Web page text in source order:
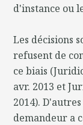
d'instance ou
Les décisions
refusent de
ce biais
avr. 2013 et
2014).
demandeur a